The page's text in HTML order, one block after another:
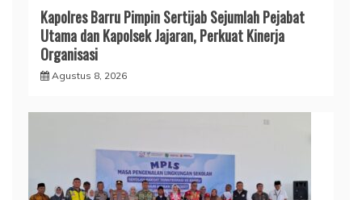
Kapolres Barru Pimpin Sertijab Sejumlah Pejabat
Utama dan Kapolsek Jajaran, Perkuat Kinerja
Organisasi
Agustus 8, 2026